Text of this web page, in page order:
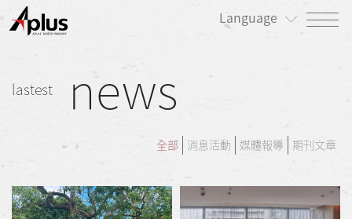
Language
最新消息
產品專區
患者專區
投資人/公司治理專區
lastest news
全部 消息活動 媒體報導 期刊文章